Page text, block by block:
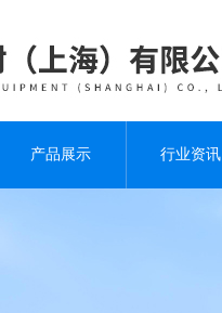
产品展示 行业资讯